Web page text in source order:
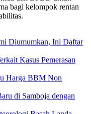
bagi kelompok rentan
Diumumkan, Ini Daftar
Kasus Pemerasan
Harga BBM Non
di Samboja dengan